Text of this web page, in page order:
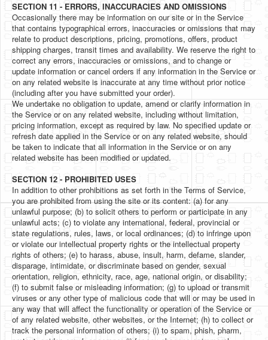
SECTION 11 - ERRORS, INACCURACIES AND OMISSIONS
Occasionally there may be information on our site or in the Service
that contains typographical errors, inaccuracies or omissions that may
relate to product descriptions, pricing, promotions, offers, product
shipping charges, transit times and availability. We reserve the right to
correct any errors, inaccuracies or omissions, and to change or
update information or cancel orders if any information in the Service or
on any related website is inaccurate at any time without prior notice
(including after you have submitted your order).
We undertake no obligation to update, amend or clarify information in
the Service or on any related website, including without limitation,
pricing information, except as required by law. No specified update or
refresh date applied in the Service or on any related website, should
be taken to indicate that all information in the Service or on any
related website has been modified or updated.
SECTION 12 - PROHIBITED USES
In addition to other prohibitions as set forth in the Terms of Service,
you are prohibited from using the site or its content: (a) for any
unlawful purpose; (b) to solicit others to perform or participate in any
unlawful acts; (c) to violate any international, federal, provincial or
state regulations, rules, laws, or local ordinances; (d) to infringe upon
or violate our intellectual property rights or the intellectual property
rights of others; (e) to harass, abuse, insult, harm, defame, slander,
disparage, intimidate, or discriminate based on gender, sexual
orientation, religion, ethnicity, race, age, national origin, or disability;
(f) to submit false or misleading information; (g) to upload or transmit
viruses or any other type of malicious code that will or may be used in
any way that will affect the functionality or operation of the Service or
of any related website, other websites, or the Internet; (h) to collect or
track the personal information of others; (i) to spam, phish, pharm,